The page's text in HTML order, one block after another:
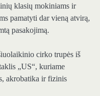
klasių mokiniams ir
pamatyti dar vieną atvirą,
pasakojimą.
cirko trupės iš
„US“, kuriame
akrobatika ir fizinis